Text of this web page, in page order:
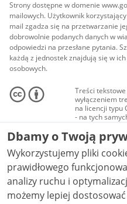
Strony dostępne w domenie
mailowych. Użytkownik
mail zgadza się na przetwarzanie
dobrowolnie podanych danych w
odpowiedzi na przesłane pytania.
każdą z jednostek znajdują się w
osobowych.
Treści
wyłączeniem
na licencji typu
- na tych
Materiały
audio i wideo,
Creative
niekomercyjne -
NC-ND 4.0), o
Dbamy o Twoją
Wykorzystujemy pliki
prawidłowego
analizy ruchu i optymalizacji
możemy lepiej